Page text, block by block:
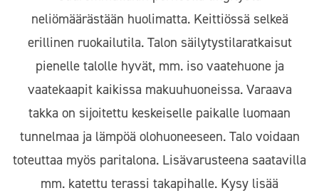
neliömäärästään huolimatta. Keittiössä selkeä
erillinen ruokailutila. Talon säilytystilaratkaisut
pienelle talolle hyvät, mm. iso vaatehuone ja
vaatekaapit kaikissa makuuhuoneissa. Varaava
takka on sijoitettu keskeiselle paikalle luomaan
tunnelmaa ja lämpöä olohuoneeseen. Talo voidaan
toteuttaa myös paritalona. Lisävarusteena saatavilla
mm. katettu terassi takapihalle. Kysy lisää